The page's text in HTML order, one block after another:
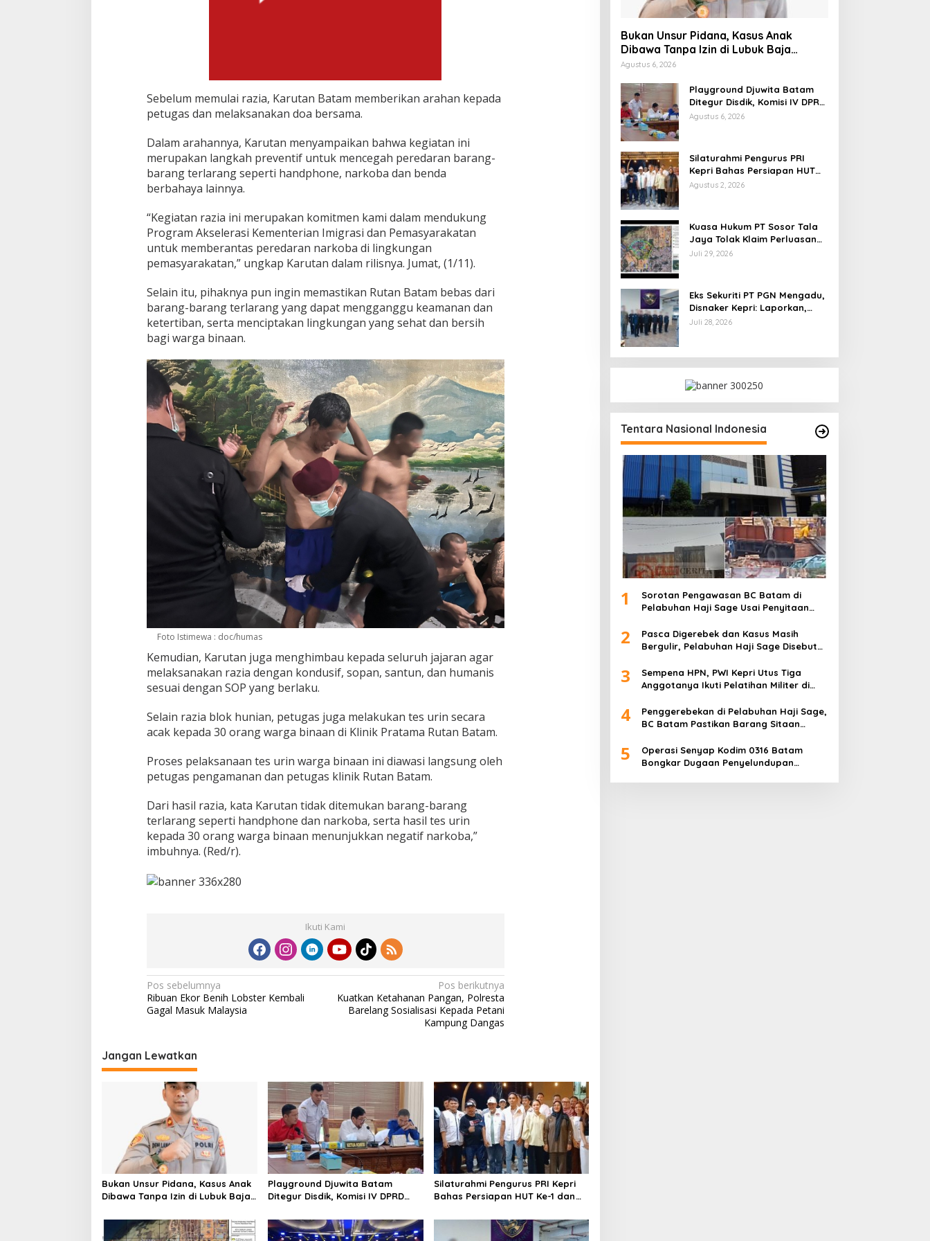
Sebelum memulai razia, Karutan Batam memberikan arahan kepada
petugas dan melaksanakan doa bersama.
Dalam arahannya, Karutan menyampaikan bahwa kegiatan ini
merupakan langkah preventif untuk mencegah peredaran barang-
barang terlarang seperti handphone, narkoba dan benda
berbahaya lainnya.
“Kegiatan razia ini merupakan komitmen kami dalam mendukung
Program Akselerasi Kementerian Imigrasi dan Pemasyarakatan
untuk memberantas peredaran narkoba di lingkungan
pemasyarakatan,” ungkap Karutan dalam rilisnya. Jumat, (1/11).
Selain itu, pihaknya pun ingin memastikan Rutan Batam bebas dari
barang-barang terlarang yang dapat mengganggu keamanan dan
ketertiban, serta menciptakan lingkungan yang sehat dan bersih
bagi warga binaan.
Foto Istimewa : doc/humas
Kemudian, Karutan juga menghimbau kepada seluruh jajaran agar
melaksanakan razia dengan kondusif, sopan, santun, dan humanis
sesuai dengan SOP yang berlaku.
Selain razia blok hunian, petugas juga melakukan tes urin secara
acak kepada 30 orang warga binaan di Klinik Pratama Rutan Batam.
Proses pelaksanaan tes urin warga binaan ini diawasi langsung oleh
petugas pengamanan dan petugas klinik Rutan Batam.
Dari hasil razia, kata Karutan tidak ditemukan barang-barang
terlarang seperti handphone dan narkoba, serta hasil tes urin
kepada 30 orang warga binaan menunjukkan negatif narkoba,”
imbuhnya. (Red/r).
Ikuti Kami
N
a
i
g
i
p
o
s
Pos sebelumnya
Ribuan Ekor Benih Lobster Kembali
Gagal Masuk Malaysia
Pos berikutnya
Kuatkan Ketahanan Pangan, Polresta
Barelang Sosialisasi Kepada Petani
Kampung Dangas
Jangan Lewatkan
Bukan Unsur Pidana, Kasus Anak
Dibawa Tanpa Izin di Lubuk Baja
Playground Djuwita Batam
Ditegur Disdik, Komisi IV DPRD
Silaturahmi Pengurus PRI Kepri
Bahas Persiapan HUT Ke-1 dan
Bukan Unsur Pidana, Kasus Anak
Dibawa Tanpa Izin di Lubuk Baja
Dihentikan
Agustus 6, 2026
Playground Djuwita Batam
Ditegur Disdik, Komisi IV DPRD
Jadwalkan Sidak
Agustus 6, 2026
Silaturahmi Pengurus PRI
Kepri Bahas Persiapan HUT
Ke-1 dan Penguatan
Agustus 2, 2026
Kuasa Hukum PT Sosor Tala
Jaya Tolak Klaim Perluasan
Kampung Tua Batu Merah
Juli 29, 2026
Eks Sekuriti PT PGN Mengadu,
Disnaker Kepri: Laporkan,
Kami Tindak Lanjuti
Juli 28, 2026
Tentara Nasional Indonesia
1
Sorotan Pengawasan BC Batam di
Pelabuhan Haji Sage Usai Penyitaan
2
Pasca Digerebek dan Kasus Masih
Bergulir, Pelabuhan Haji Sage Disebut
Dipertanyakan
3
Sempena HPN, PWI Kepri Utus Tiga
Anggotanya Ikuti Pelatihan Militer di
4
Penggerebekan di Pelabuhan Haji Sage,
BC Batam Pastikan Barang Sitaan
5
Operasi Senyap Kodim 0316 Batam
Bongkar Dugaan Penyelundupan